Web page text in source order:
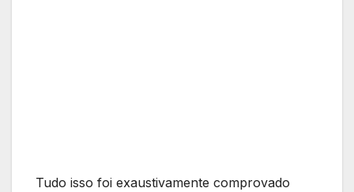
Tudo isso foi exaustivamente comprovado